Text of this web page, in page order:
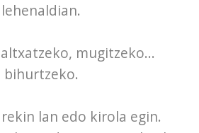
mugitzeko...
lan edo kirola egin.